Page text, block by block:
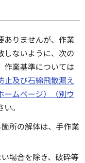
ありませんが、作業
しないように、次の
作業基準については
止及び石綿飛散漏え
ームページ）（別ウ
。
所の解体は、手作業
場合を除き、破砕等